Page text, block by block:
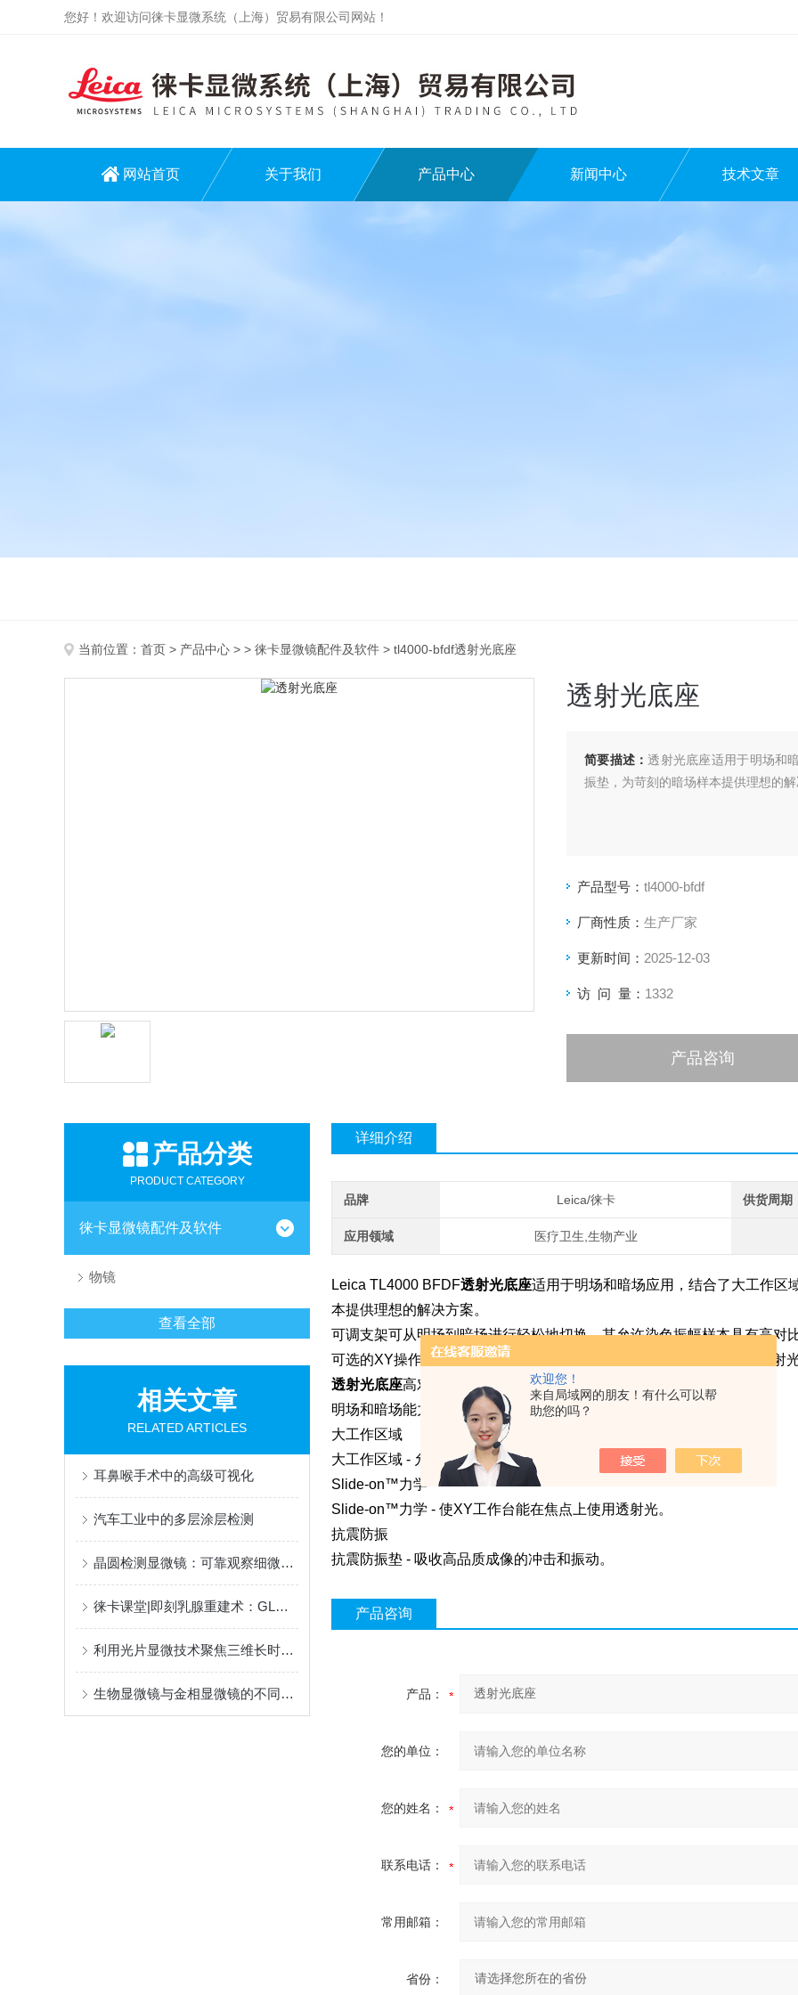
欢迎您！
来自局域网的朋友！有什么可以帮
助您的吗？
您好！欢迎访问徕卡显微系统（上海）贸易有限公司网站！
网站首页 关于我们 产品中心 新闻中心 技术文章
当前位置： 首页 > 产品中心 > > 徕卡显微镜配件及软件 > tl4000-bfdf透射光底座
透射光底座
简要描述：透射光底座适用于明场和
振垫，为苛刻的暗场样本提供理想的
产品型号： tl4000-bfdf
厂商性质： 生产厂家
更新时间： 2025-12-03
访 问 量： 1332
产品咨询
详细介绍
品牌 Leica/徕卡 供货周期
应用领域 医疗卫生,生物产业
Leica TL4000 BFDF透射光底座适用于明场和暗场应用，结合了大工作
本提供理想的解决方案。
可调支架可从明场到暗场进行轻松地切换，其允许染色振幅样本具有高对
可选的XY操作台采用slide-on™力学定位任何样本，允许在焦点上有透射
透射光底座高对比度
明场和暗场能力 - 为各种应用提供高对比度。
大工作区域
大工作区域 - 允许快速方便的样本观察。
Slide-on™力学
Slide-on™力学 - 使XY工作台能在焦点上使用透射光。
抗震防振
抗震防振垫 - 吸收高品质成像的冲击和振动。
产品咨询
产品：
您的单位：
您的姓名：
联系电话：
常用邮箱：
省份：
产品分类
PRODUCT CATEGORY
徕卡显微镜配件及软件
物镜
查看全部
相关文章
RELATED ARTICLES
耳鼻喉手术中的高级可视化
汽车工业中的多层涂层检测
晶圆检测显微镜：可靠观察细微高度差异
徕卡课堂|即刻乳腺重建术：GLOW800增强现实技术的优势和受益
利用光片显微技术聚焦三维长时程成像（下篇）
生物显微镜与金相显微镜的不同之处